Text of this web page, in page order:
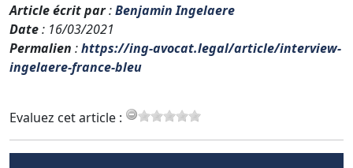
Article écrit par:Benjamin Ingelaere
Date: 16/03/2021
Permalien :https://ing-avocat.legal/article/interview-
ingelaere-france-bleu
Evaluez cet article :